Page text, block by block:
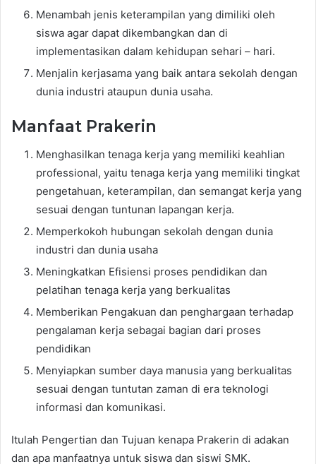
Menambah jenis keterampilan yang dimiliki oleh
siswa agar dapat dikembangkan dan di
implementasikan dalam kehidupan sehari – hari.
Menjalin kerjasama yang baik antara sekolah dengan
dunia industri ataupun dunia usaha.
Manfaat Prakerin
Menghasilkan tenaga kerja yang memiliki keahlian
professional, yaitu tenaga kerja yang memiliki tingkat
pengetahuan, keterampilan, dan semangat kerja yang
sesuai dengan tuntunan lapangan kerja.
Memperkokoh hubungan sekolah dengan dunia
industri dan dunia usaha
Meningkatkan Efisiensi proses pendidikan dan
pelatihan tenaga kerja yang berkualitas
Memberikan Pengakuan dan penghargaan terhadap
pengalaman kerja sebagai bagian dari proses
pendidikan
Menyiapkan sumber daya manusia yang berkualitas
sesuai dengan tuntutan zaman di era teknologi
informasi dan komunikasi.
Itulah Pengertian dan Tujuan kenapa Prakerin di adakan
dan apa manfaatnya untuk siswa dan siswi SMK.